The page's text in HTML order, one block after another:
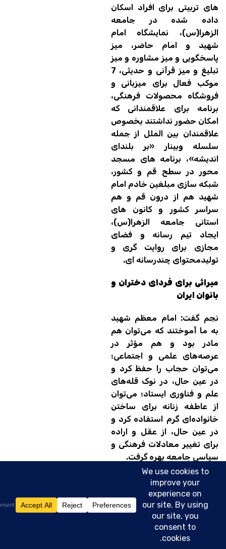
های تربیتی برای افراد اسکان
داده شده در جامعه
الزهرا(س)، نمایشگاه امام
شهید و امام حاضر، میز
پاسخگویی و میز مشاوره و میز
تبلیغ و میز قرآنی و حدیثی، 7
موکب فعال برای میزبانی و
فروشگاه محصولات فرهنگی،
برنامه برای علاقمندانی که
امکان حضور نداشتند بخصوص
علاقمندان بین الملل از جمله
سلسله وبینار «بر بلندای
اندیشه»، برنامه های مسجد
محور در سطح قم و کشور،
شبکه سازی مبلغین خادم امام
شهید هم از درون قم و هم
سراسر کشور و کانون های
استانی جامعه الزهرا(س)،
ایجاد تیم رسانه و فضای
مجازی برای روایت گری و
تولیدمحتوای چندرسانه ای.
میراثی برای فردای دختران و
بانوان ایران
نجم گفت: امام معظم شهید
به ما آموختند که می‌توان هم
مادر بود و هم مؤثر در
عرصه‌های علمی و اجتماعی؛
می‌توان حجاب را حفظ کرد و
در عین حال، در نوک قله‌های
علم و فناوری ایستاد؛ می‌توان
از عاطفه زنانه برای ساختن
خانواده‌ای گرم استفاده کرد و
در عین حال، از عقل و اراده
برای تغییر معادلات فرهنگی و
سیاسی جامعه بهره گرفت.
وی تاکید کرد: امروز، در آستانه
مراسم تشییع و بدرقه رهبر
معظم شهید انقلاب، شاید یکی
از صادقانه‌ترین شیوه‌های
بزرگداشت ایشان این باشد که
زنان و دختران ما، با مرور